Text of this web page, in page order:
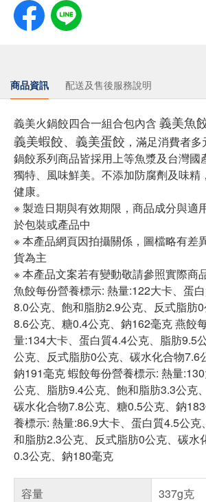
商品資訊 配送及售後服務說明
義美火鍋餃四合一組合包內含 義美魚
義美蝦餃、義美蛋餃 ，滿足消費者
鍋餃系列商品皆採用上等魚漿及台灣國
獨特、風味鮮美。不添加防腐劑及味精
健康。
※ 製造日期與有效期限，商品成分與適
於包裝或產品中
※ 本產品網頁因拍攝關係，圖檔略有差
貨為主
※ 本產品文案若有變動敬請參照實際商
魚餃每份營養標示: 熱量:122大卡、蛋
8.0公克、飽和脂肪2.9公克、反式脂肪
8.6公克、糖0.4公克、鈉162毫克 燕餃
量:134大卡、蛋白質4.4公克、脂肪9.5
公克、反式脂肪0公克、碳水化合物7.6
鈉191毫克 蝦餃每份營養標示: 熱量
公克、脂肪9.4公克、飽和脂肪3.3公克
碳水化合物7.8公克、糖0.5公克、鈉
養標示: 熱量:86.9大卡、蛋白質4.5公
和脂肪2.3公克、反式脂肪0公克、碳水
0.3公克、鈉180毫克
容量
337g克